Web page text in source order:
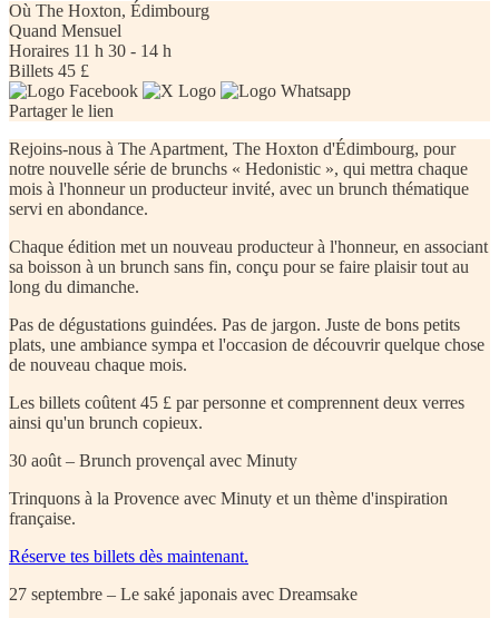
Où The Hoxton, Édimbourg
Quand Mensuel
Horaires 11 h 30 - 14 h
Billets 45 £
Partager le lien
Rejoins-nous à The Apartment, The Hoxton d'Édimbourg, pour
notre nouvelle série de brunchs « Hedonistic », qui mettra chaque
mois à l'honneur un producteur invité, avec un brunch thématique
servi en abondance.
Chaque édition met un nouveau producteur à l'honneur, en associant
sa boisson à un brunch sans fin, conçu pour se faire plaisir tout au
long du dimanche.
Pas de dégustations guindées. Pas de jargon. Juste de bons petits
plats, une ambiance sympa et l'occasion de découvrir quelque chose
de nouveau chaque mois.
Les billets coûtent 45 £ par personne et comprennent deux verres
ainsi qu'un brunch copieux.
30 août – Brunch provençal avec Minuty
Trinquons à la Provence avec Minuty et un thème d'inspiration
française.
Réserve tes billets dès maintenant.
27 septembre – Le saké japonais avec Dreamsake